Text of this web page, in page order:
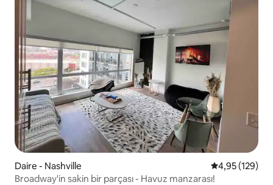
Daire - Nashville 5 üzerinden
4,95 (129)
Broadway'in sakin bir parçası - Havuz manzarası!